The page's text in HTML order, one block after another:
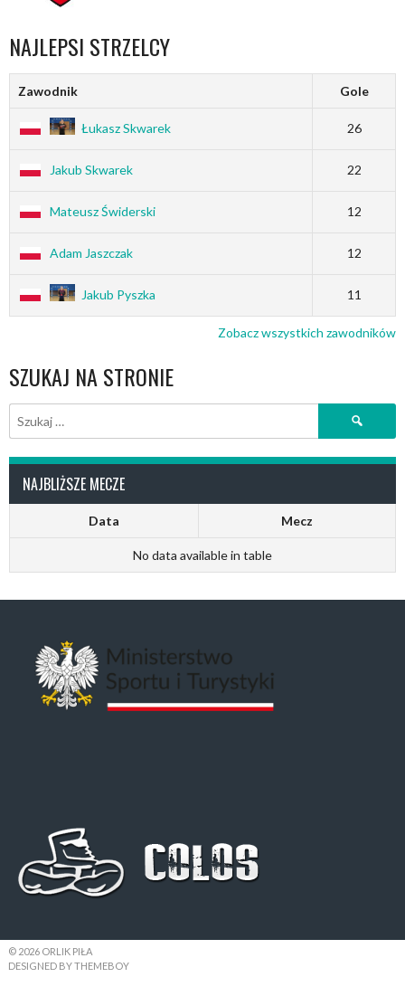
NAJLEPSI STRZELCY
Zawodnik Gole
Łukasz Skwarek 26
Jakub Skwarek 22
Mateusz Świderski 12
Adam Jaszczak 12
Jakub Pyszka 11
Zobacz wszystkich zawodników
SZUKAJ NA STRONIE
Szukaj:
NAJBLIŻSZE MECZE
Data Mecz
No data available in table
© 2026 ORLIK PIŁA
DESIGNED BY THEMEBOY